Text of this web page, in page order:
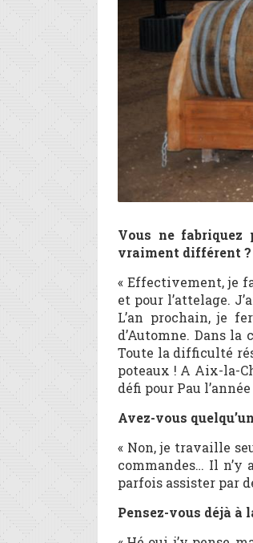
Vous ne fabriquez
vraiment différent ?
« Effectivement, je
et pour l’attelage.
L’an prochain, je
d’Automne. Dans
Toute la difficulté
poteaux ! A Aix-la-
défi pour Pau
Avez-vous
« Non, je travaille
commandes… Il n’y
parfois assister par
Pensez-vous déjà à